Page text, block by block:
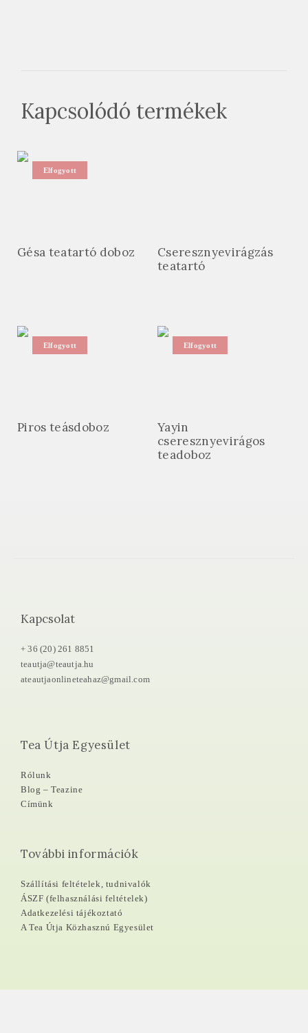
Kapcsolódó termékek
Elfogyott
Gésa teatartó doboz
Cseresznyevirágzás
teatartó
Elfogyott
Piros teásdoboz
Elfogyott
Yayin
cseresznyevirágos
teadoboz
Kapcsolat
+ 36 (20) 261 8851
teautja@teautja.hu
ateautjaonlineteahaz@gmail.com
Tea Útja Egyesület
Rólunk
Blog – Teazine
Címünk
További információk
Szállítási feltételek, tudnivalók
ÁSZF (felhasználási feltételek)
Adatkezelési tájékoztató
A Tea Útja Közhasznú Egyesület